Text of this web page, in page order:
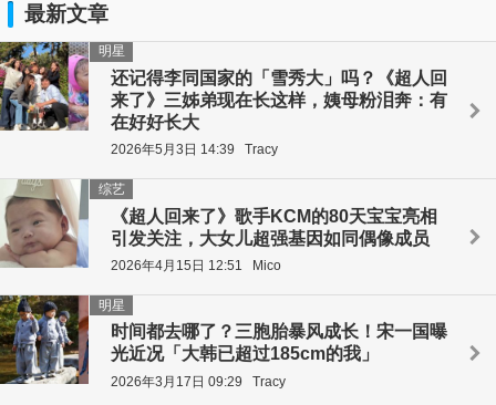
最新文章
还记得李同国家的「雪秀大」吗？《超人回
来了》三姊弟现在长这样，姨母粉泪奔：有
在好好长大
明星
2026年5月3日 14:39 Tracy
《超人回来了》歌手KCM的80天宝宝亮相
引发关注，大女儿超强基因如同偶像成员
综艺
2026年4月15日 12:51 Mico
时间都去哪了？三胞胎暴风成长！宋一国曝
光近况「大韩已超过185cm的我」
明星
2026年3月17日 09:29 Tracy